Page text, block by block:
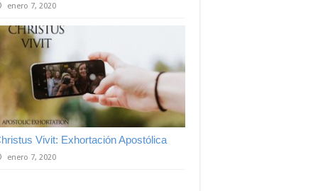
enero 7, 2020
Vivit: Exhortación Apostólica
enero 7, 2020